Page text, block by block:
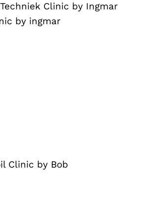
Clinic by Ingmar
by ingmar
Clinic by Bob